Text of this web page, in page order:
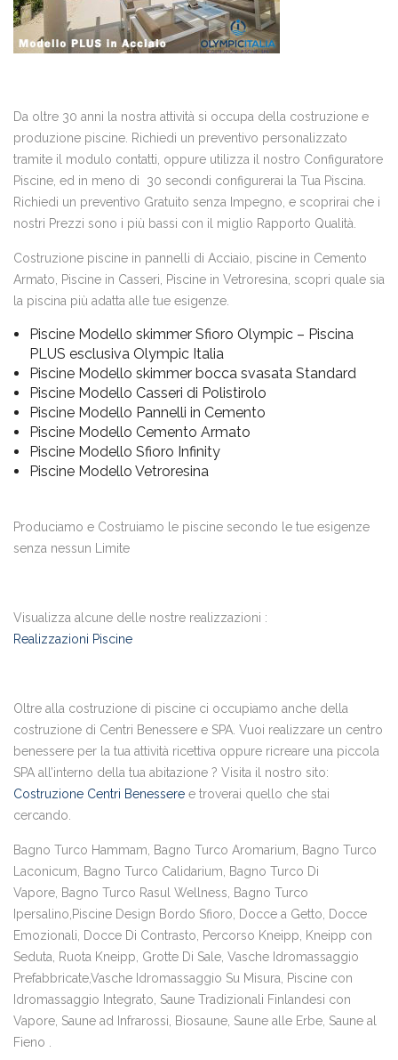
Da oltre 30 anni la nostra attività si occupa della costruzione e
produzione piscine. Richiedi un preventivo personalizzato
tramite il modulo contatti, oppure utilizza il nostro Configuratore
Piscine, ed in meno di 30 secondi configurerai la Tua Piscina.
Richiedi un preventivo Gratuito senza Impegno, e scoprirai che i
nostri Prezzi sono i più bassi con il miglio Rapporto Qualità.
Costruzione piscine in pannelli di Acciaio, piscine in Cemento
Armato, Piscine in Casseri, Piscine in Vetroresina, scopri quale sia
la piscina più adatta alle tue esigenze.
Piscine Modello skimmer Sfioro Olympic – Piscina
PLUS esclusiva Olympic Italia
Piscine Modello skimmer bocca svasata Standard
Piscine Modello Casseri di Polistirolo
Piscine Modello Pannelli in Cemento
Piscine Modello Cemento Armato
Piscine Modello Sfioro Infinity
Piscine Modello Vetroresina
Produciamo e Costruiamo le piscine secondo le tue esigenze
senza nessun Limite
Visualizza alcune delle nostre realizzazioni :
Realizzazioni Piscine
Oltre alla costruzione di piscine ci occupiamo anche della
costruzione di Centri Benessere e SPA. Vuoi realizzare un centro
benessere per la tua attività ricettiva oppure ricreare una piccola
SPA all’interno della tua abitazione ? Visita il nostro sito:
Costruzione Centri Benessere e troverai quello che stai
cercando.
Bagno Turco Hammam, Bagno Turco Aromarium, Bagno Turco
Laconicum, Bagno Turco Calidarium, Bagno Turco Di
Vapore, Bagno Turco Rasul Wellness, Bagno Turco
Ipersalino,Piscine Design Bordo Sfioro, Docce a Getto, Docce
Emozionali, Docce Di Contrasto, Percorso Kneipp, Kneipp con
Seduta, Ruota Kneipp, Grotte Di Sale, Vasche Idromassaggio
Prefabbricate,Vasche Idromassaggio Su Misura, Piscine con
Idromassaggio Integrato, Saune Tradizionali Finlandesi con
Vapore, Saune ad Infrarossi, Biosaune, Saune alle Erbe, Saune al
Fieno .